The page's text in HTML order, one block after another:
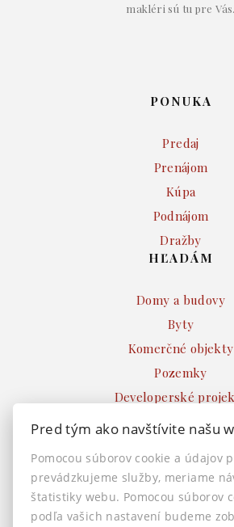
makléri sú tu pre Vás.
PONUKA
Predaj
Prenájom
Kúpa
Podnájom
Dražby
HĽADÁM
Domy a budovy
Byty
Komerčné objekty
Pozemky
Developerské
Ostatné
INFO
Makléri
Napíšte nám
Pred tým ako navštívite našu
Pomocou súborov cookie a údajov
prevádzkujeme služby, meriame
štatistiky webu. Pomocou súborov
podľa vašich nastavení budeme